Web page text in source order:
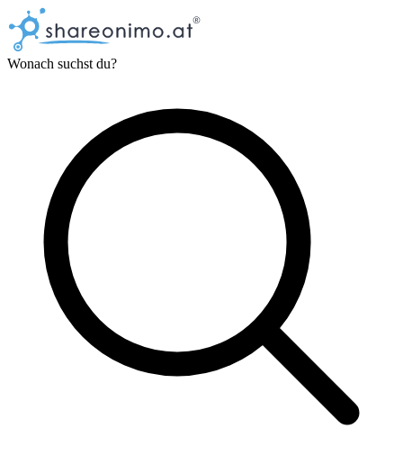
Wonach suchst du?